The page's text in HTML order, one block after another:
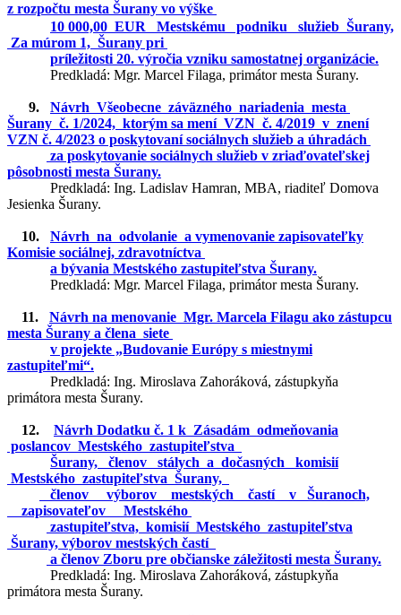
z rozpočtu mesta Šurany vo výške
10 000,00 EUR Mestskému podniku služieb Šurany,
Za múrom 1, Šurany pri
príležitosti 20. výročia vzniku samostatnej organizácie.
Predkladá: Mgr. Marcel Filaga, primátor mesta Šurany.
9. Návrh Všeobecne záväzného nariadenia mesta
Šurany č. 1/2024, ktorým sa mení VZN č. 4/2019 v znení
VZN č. 4/2023 o poskytovaní sociálnych služieb a úhradách
za poskytovanie sociálnych služieb v zriaďovateľskej
pôsobnosti mesta Šurany.
Predkladá: Ing. Ladislav Hamran, MBA, riaditeľ Domova
Jesienka Šurany.
10. Návrh na odvolanie a vymenovanie zapisovateľky
Komisie sociálnej, zdravotníctva
a bývania Mestského zastupiteľstva Šurany.
Predkladá: Mgr. Marcel Filaga, primátor mesta Šurany.
11. Návrh na menovanie Mgr. Marcela Filagu ako zástupcu
mesta Šurany a člena siete
v projekte „Budovanie Európy s miestnymi
zastupiteľmi“.
Predkladá: Ing. Miroslava Zahoráková, zástupkyňa
primátora mesta Šurany.
12. Návrh Dodatku č. 1 k Zásadám odmeňovania
poslancov Mestského zastupiteľstva
Šurany, členov stálych a dočasných komisií
Mestského zastupiteľstva Šurany,
členov výborov mestských častí v Šuranoch,
zapisovateľov Mestského
zastupiteľstva, komisií Mestského zastupiteľstva
Šurany, výborov mestských častí
a členov Zboru pre občianske záležitosti mesta Šurany.
Predkladá: Ing. Miroslava Zahoráková, zástupkyňa
primátora mesta Šurany.